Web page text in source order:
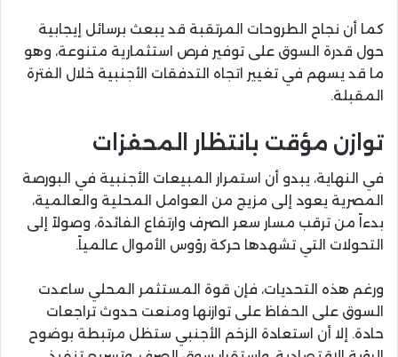
كما أن نجاح الطروحات المرتقبة قد يبعث برسائل إيجابية
حول قدرة السوق على توفير فرص استثمارية متنوعة، وهو
ما قد يسهم في تغيير اتجاه التدفقات الأجنبية خلال الفترة
المقبلة.
توازن مؤقت بانتظار المحفزات
في النهاية، يبدو أن استمرار المبيعات الأجنبية في البورصة
المصرية يعود إلى مزيج من العوامل المحلية والعالمية،
بدءاً من ترقب مسار سعر الصرف وارتفاع الفائدة، وصولاً إلى
التحولات التي تشهدها حركة رؤوس الأموال عالمياً.
ورغم هذه التحديات، فإن قوة المستثمر المحلي ساعدت
السوق على الحفاظ على توازنها ومنعت حدوث تراجعات
حادة. إلا أن استعادة الزخم الأجنبي ستظل مرتبطة بوضوح